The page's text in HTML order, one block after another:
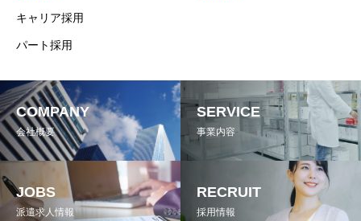
キャリア採用
パート採用
COMPANY
会社概要
SERVICE
事業内容
JOBS
派遣求人情報
RECRUIT
採用情報